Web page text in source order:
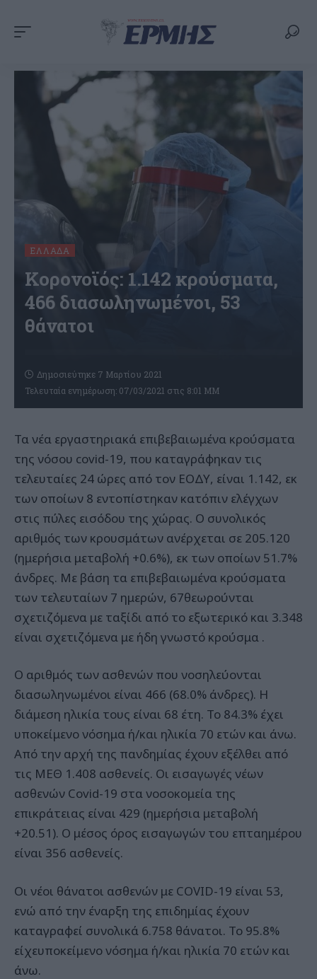
ΕΛΛΆΔΑ
Κορονοϊός: 1.142 κρούσματα,
466 διασωληνωμένοι, 53
θάνατοι
Τελευταία ενημέρωση: 07/03/2021 στις 8:01 ΜΜ
Δημοσιεύτηκε 7 Μαρτίου 2021
Τα νέα εργαστηριακά επιβεβαιωμένα κρούσματα
της νόσου covid-19, που καταγράφηκαν τις
τελευταίες 24 ώρες από τον ΕΟΔΥ, είναι 1.142, εκ
των οποίων 8 εντοπίστηκαν κατόπιν ελέγχων
στις πύλες εισόδου της χώρας. Ο συνολικός
αριθμός των κρουσμάτων ανέρχεται σε 205.120
(ημερήσια μεταβολή +0.6%), εκ των οποίων 51.7%
άνδρες. Με βάση τα επιβεβαιωμένα κρούσματα
των τελευταίων 7 ημερών, 67θεωρούνται
σχετιζόμενα με ταξίδι από το εξωτερικό και 3.348
είναι σχετιζόμενα με ήδη γνωστό κρούσμα .
Ο αριθμός των ασθενών που νοσηλεύονται
διασωληνωμένοι είναι 466 (68.0% άνδρες). Η
διάμεση ηλικία τους είναι 68 έτη. To 84.3% έχει
υποκείμενο νόσημα ή/και ηλικία 70 ετών και άνω.
Από την αρχή της πανδημίας έχουν εξέλθει από
τις ΜΕΘ 1.408 ασθενείς. Οι εισαγωγές νέων
ασθενών Covid-19 στα νοσοκομεία της
επικράτειας είναι 429 (ημερήσια μεταβολή
+20.51). Ο μέσος όρος εισαγωγών του επταημέρου
είναι 356 ασθενείς.
Οι νέοι θάνατοι ασθενών με COVID-19 είναι 53,
ενώ από την έναρξη της επιδημίας έχουν
καταγραφεί συνολικά 6.758 θάνατοι. Το 95.8%
είχευποκείμενο νόσημα ή/και ηλικία 70 ετών και
άνω.